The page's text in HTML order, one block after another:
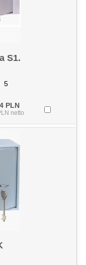
S1.
5
PLN
netto